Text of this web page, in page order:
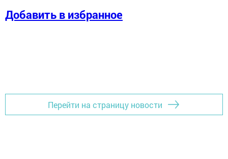
Добавить в избранное
Перейти на страницу новости